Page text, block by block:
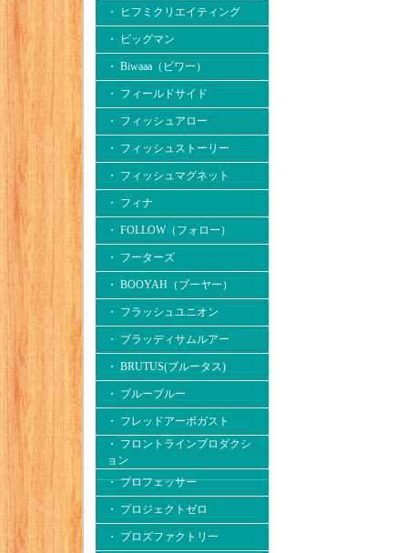
・ ヒフミクリエイティング
・ ビッグマン
・ Biwaaa（ビワー）
・ フィールドサイド
・ フィッシュアロー
・ フィッシュストーリー
・ フィッシュマグネット
・ フィナ
・ FOLLOW（フォロー）
・ フーターズ
・ BOOYAH（ブーヤー）
・ フラッシュユニオン
・ ブラッディサムルアー
・ BRUTUS(ブルータス)
・ ブルーブルー
・ フレッドアーボガスト
・ フロントラインプロダクシ
ョン
・ プロフェッサー
・ プロジェクトゼロ
・ プロズファクトリー